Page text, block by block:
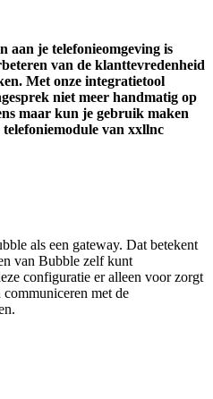
aan je telefonieomgeving is
van de klanttevredenheid
Met onze integratietool
niet meer handmatig op
maar kun je gebruik maken
van xxllnc
als een gateway. Dat betekent
van Bubble zelf kunt
configuratie er alleen voor zorgt
met de